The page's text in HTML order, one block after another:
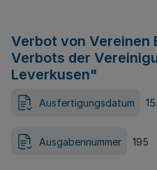
Verbot von Vereinen
Verbots der
Leverkusen"
Ausfertigungsdatum
Ausgabennummer 195